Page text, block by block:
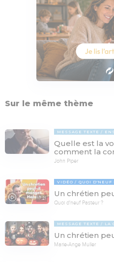
Sur le même thème
MESSAGE TEXTE
Quelle est la
comment la
John Piper
17:21
VIDÉO QUOI D'NEUF
Un chrétien
Quoi d'neuf Pasteur ?
MESSAGE TEXTE LA
Un chrétien
Marie-Ange Muller